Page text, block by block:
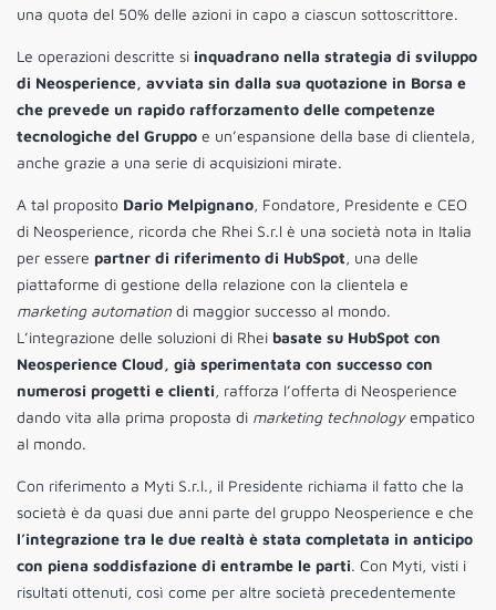
una quota del 50% delle azioni in capo a ciascun sottoscrittore.
Le operazioni descritte si inquadrano nella strategia di sviluppo
di Neosperience, avviata sin dalla sua quotazione in Borsa e
che prevede un rapido rafforzamento delle competenze
tecnologiche del Gruppo e un’espansione della base di clientela,
anche grazie a una serie di acquisizioni mirate.
A tal proposito Dario Melpignano, Fondatore, Presidente e CEO
di Neosperience, ricorda che Rhei S.r.l è una società nota in Italia
per essere partner di riferimento di HubSpot, una delle
piattaforme di gestione della relazione con la clientela e
marketing automation di maggior successo al mondo.
L’integrazione delle soluzioni di Rhei basate su HubSpot con
Neosperience Cloud, già sperimentata con successo con
numerosi progetti e clienti, rafforza l’offerta di Neosperience
dando vita alla prima proposta di marketing technologyempatico
al mondo.
Con riferimento a Myti S.r.l., il Presidente richiama il fatto che la
società è da quasi due anni parte del gruppo Neosperience e che
l’integrazione tra le due realtà è stata completata in anticipo
con piena soddisfazione di entrambe le parti. Con Myti, visti i
risultati ottenuti, così come per altre società precedentemente